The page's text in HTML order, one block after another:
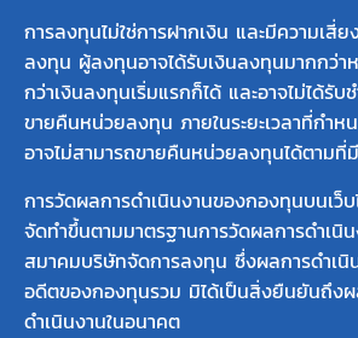
การลงทุนไม่ใช่การฝากเงิน และมีความเสี่ย
ลงทุน ผู้ลงทุนอาจได้รับเงินลงทุนมากกว่า
กว่าเงินลงทุนเริ่มแรกก็ได้ และอาจไม่ได้รับช
ขายคืนหน่วยลงทุน ภายในระยะเวลาที่กำห
อาจไม่สามารถขายคืนหน่วยลงทุนได้ตามที่
การวัดผลการดำเนินงานของกองทุนบนเว็
จัดทำขึ้นตามมาตรฐานการวัดผลการดำเนิ
สมาคมบริษัทจัดการลงทุน ซึ่งผลการดำเนิ
อดีตของกองทุนรวม มิได้เป็นสิ่งยืนยันถึง
ดำเนินงานในอนาคต